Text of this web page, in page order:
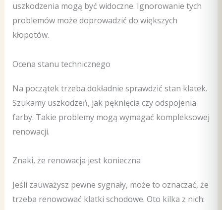
uszkodzenia mogą być widoczne. Ignorowanie tych
problemów może doprowadzić do większych
kłopotów.
Ocena stanu technicznego
Na początek trzeba dokładnie sprawdzić stan klatek.
Szukamy uszkodzeń, jak pęknięcia czy odspojenia
farby. Takie problemy mogą wymagać kompleksowej
renowacji.
Znaki, że renowacja jest konieczna
Jeśli zauważysz pewne sygnały, może to oznaczać, że
trzeba renowować klatki schodowe. Oto kilka z nich: